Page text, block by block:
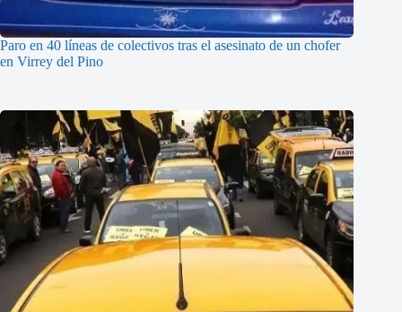
Paro en 40 líneas de colectivos tras el asesinato de un chofer
en Virrey del Pino